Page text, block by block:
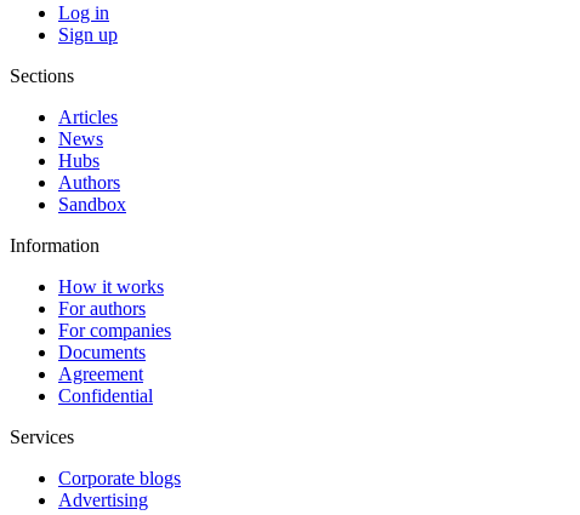
Log in
Sign up
Sections
Articles
News
Hubs
Authors
Sandbox
Information
How it works
For authors
For companies
Documents
Agreement
Confidential
Services
Corporate blogs
Advertising